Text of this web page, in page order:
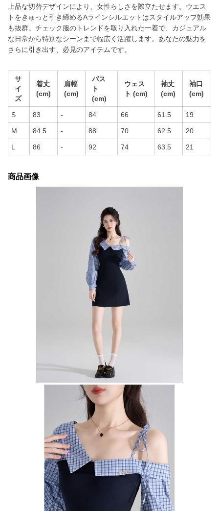
上品な切替デザインにより、女性らしさを際立たせます。ウエス
トをきゅっと引き締めるAラインシルエットはスタイルアップ効果
も抜群。チェック服のトレンドを取り入れた一着で、カジュアル
な日常から特別なシーンまで幅広く活躍します。あなたの魅力を
さらに引き出す、必見のアイテムです。
サ
イ
ズ
着丈
(cm)
肩幅
(cm)
バス
ト
(cm)
ウェス
ト (cm)
袖丈
(cm)
袖口
(cm)
S 83 - 84 66 61.5 19
M 84.5 - 88 70 62.5 20
L 86 - 92 74 63.5 21
商品画像